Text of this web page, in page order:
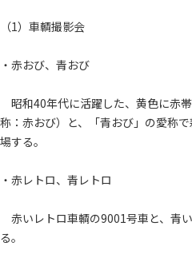
（1）車輌撮影会
・赤おび、青おび
昭和40年代に活躍した、黄色に赤
称：赤おび）と、「青おび」の愛称
場する。
・赤レトロ、青レトロ
赤いレトロ車輌の9001号車と、青
る。